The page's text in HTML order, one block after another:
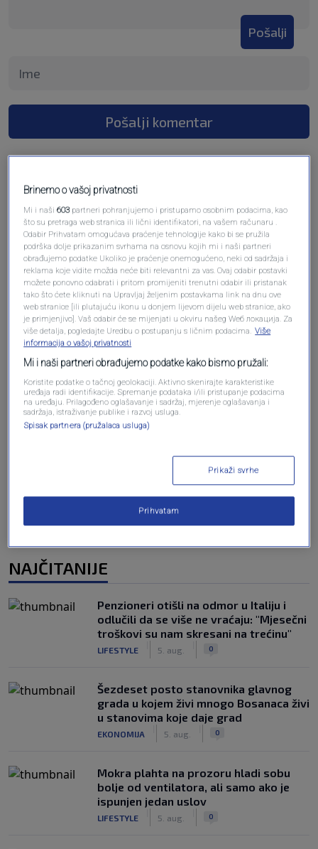
Pošalji
Pošalji komentar
Oglas
Oglas
NAJČITANIJE
Penzioneri otišli na odmor u Italiju i
odlučili da se više ne vraćaju: "Mjesečni
troškovi su nam skresani na trećinu"
LIFESTYLE 5. aug. 0
Šezdeset posto stanovnika glavnog
grada u kojem živi mnogo Bosanaca živi
u stanovima koje daje grad
EKONOMIJA 5. aug. 0
Mokra plahta na prozoru hladi sobu
bolje od ventilatora, ali samo ako je
ispunjen jedan uslov
LIFESTYLE 5. aug. 0
Brinemo o vašoj privatnosti
Mi i naši603 partneri pohranjujemo i pristupamo osobnim podacima, kao
što su pretraga web stranica ili lični identifikatori, na vašem računaru .
Odabir Prihvatam omogućava praćenje tehnologije kako bi se pružila
podrška dolje prikazanim svrhama na osnovu kojih mi i naši partneri
obrađujemo podatke Ukoliko je praćenje onemogućeno, neki od sadržaja i
reklama koje vidite možda neće biti relevantni za vas. Ovaj odabir postavki
možete ponovno odabrati i pritom promijeniti trenutni odabir ili pristanak
tako što ćete kliknuti na Upravljaj željenim postavkama link na dnu ove
web stranice [ili plutajuću ikonu u donjem lijevom dijelu web stranice, ako
je primjenjivo]. Vaš odabir će se mijenjati u okviru našeg Wеб локација. Za
više detalja, pogledajte Uredbu o postupanju s ličnim podacima. Više
informacija o vašoj privatnosti
Mi i naši partneri obrađujemo podatke kako bismo pružali:
Koristite podatke o tačnoj geolokaciji. Aktivno skenirajte karakteristike
uređaja radi identifikacije. Spremanje podataka i/ili pristupanje podacima
na uređaju. Prilagođeno oglašavanje i sadržaj, mjerenje oglašavanja i
sadržaja, istraživanje publike i razvoj usluga.
Spisak partnera (pružalaca usluga)
Prikaži svrhe
Prihvatam